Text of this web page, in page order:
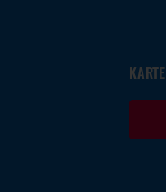
KARTE